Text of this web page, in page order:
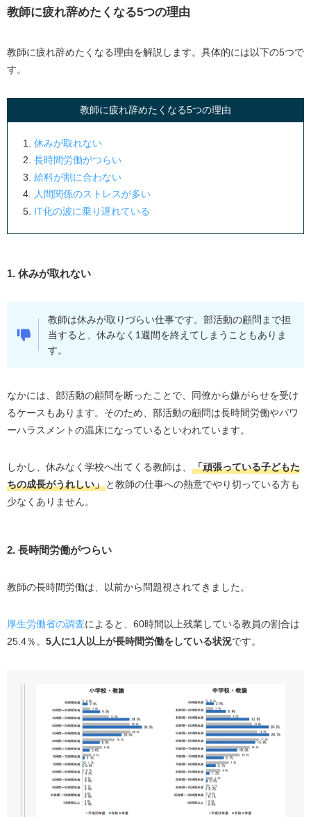
2. 長時間労働がつらい
4. 人間関係のストレスが多い
教師を辞めたほうがいい方の特徴
教師を辞めたくなるくらい疲れた方の口コミ・体験談
自由な時間がなく疲れる
責任を押しつけられる
塾講師・家庭教師
事務
教師に疲れ辞めたくなった時の7つの対策
3. 辞めたい理由を書き出す
4. 信頼できる人に相談する
6. 現職で解消できないか検討する
7. 転職活動する
Education Career
リクルートエージェント
教員の1年目の離職率はどれくらいですか？
教師に疲れ辞めたくなる5つの理由
教師に疲れ辞めたくなる理由を解説します。具体的には以下の5つで
す。
教師に疲れ辞めたくなる5つの理由
休みが取れない
長時間労働がつらい
給料が割に合わない
人間関係のストレスが多い
IT化の波に乗り遅れている
1. 休みが取れない
教師は休みが取りづらい仕事です。部活動の顧問まで担
当すると、休みなく1週間を終えてしまうこともありま
す。
なかには、部活動の顧問を断ったことで、同僚から嫌がらせを受け
るケースもあります。そのため、部活動の顧問は長時間労働やパワ
ーハラスメントの温床になっているといわれています。
しかし、休みなく学校へ出てくる教師は、
「頑張っている子どもた
ちの成長がうれしい」と教師の仕事への熱意でやり切っている方も
少なくありません。
2. 長時間労働がつらい
教師の長時間労働は、以前から問題視されてきました。
厚生労働省の調査によると、60時間以上残業している教員の割合は
25.4％。 5人に1人以上が長時間労働をしている状況です。